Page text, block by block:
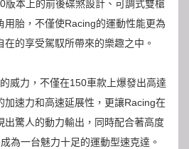
版本上的前後碟煞設計、可調式雙槍
用胎，不僅使Racing的運動性能更為
的享受駕馭所帶來的樂趣之中。
威力，不僅在150車款上爆發出高達
加速力和高速延展性，更讓Racing在
出驚人的動力輸出，同時配合著高度
為一台魅力十足的運動型速克達。